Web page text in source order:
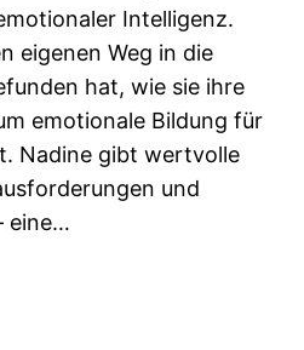
Intelligenz.
eigenen Weg in die
hat, wie sie ihre
emotionale Bildung für
Nadine gibt wertvolle
und
eine…